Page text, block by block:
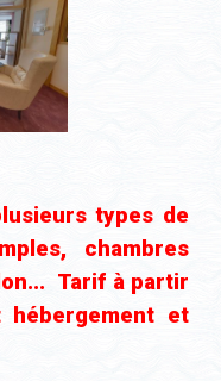
types de
chambres
Tarif à partir
hébergement et